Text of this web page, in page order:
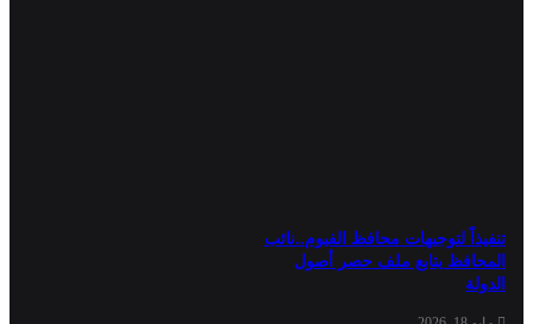
تنفيذاً لتوجيهات محافظ الفيوم..نائب
المحافظ يتابع ملف حصر أصول
الدولة